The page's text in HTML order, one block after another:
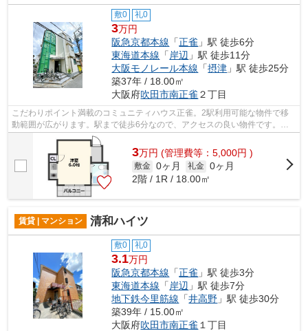
敷0 礼0
3万円
阪急京都本線 「正雀 」駅 徒歩6分
東海道本線 「 岸辺 」駅 徒歩11分
大阪モノレール本線 「摂津 」駅 徒歩25分
築37年 / 18.00㎡
大阪府吹田市南正雀 ２丁目
こだわりポイント満載のコミュニティハウス正雀。2駅利用可能な物件で移
動範囲が広がります。駅まで徒歩6分なので、アクセスの良い物件です。遮
音性も高いRC構造の物件。より多くの不...
3万円 (管理費等：5,000円 )
敷金 0ヶ月 礼金 0ヶ月
2階 / 1R / 18.00㎡
賃貸 | マンション 清和ハイツ
敷0 礼0
3.1万円
阪急京都本線 「正雀 」駅 徒歩3分
東海道本線 「 岸辺 」駅 徒歩7分
地下鉄今里筋線 「井高野 」駅 徒歩30分
築39年 / 15.00㎡
大阪府吹田市南正雀 １丁目